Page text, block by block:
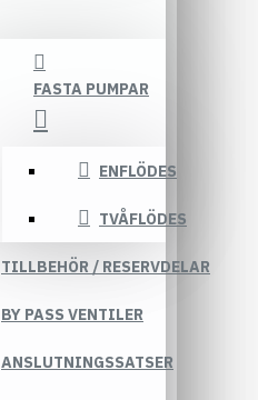
FASTA PUMPAR
ENFLÖDES
TVÅFLÖDES
TILLBEHÖR / RESERVDELAR
BY PASS VENTILER
ANSLUTNINGSSATSER